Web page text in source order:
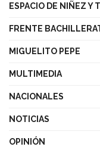
ESPACIO DE NIÑEZ Y
FRENTE
MIGUELITO PEPE
MULTIMEDIA
NACIONALES
NOTICIAS
OPINIÓN